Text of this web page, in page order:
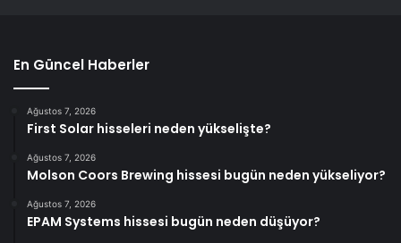
En Güncel Haberler
Ağustos 7, 2026
First Solar hisseleri neden yükselişte?
Ağustos 7, 2026
Molson Coors Brewing hissesi bugün neden yükseliyor?
Ağustos 7, 2026
EPAM Systems hissesi bugün neden düşüyor?